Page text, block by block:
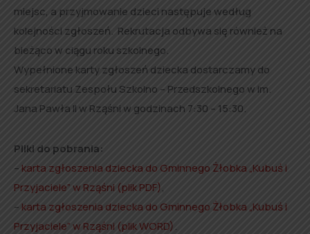
miejsc, a przyjmowanie dzieci następuje według
kolejności zgłoszeń. Rekrutacja odbywa się również na
bieżąco w ciągu roku szkolnego.
Wypełnione karty zgłoszeń dziecka dostarczamy do
sekretariatu Zespołu Szkolno – Przedszkolnego w im.
Jana Pawła II w Rząśni w godzinach 7:30 – 15:30.
Pliki do pobrania:
– karta zgłoszenia dziecka do Gminnego Żłobka „Kubuś i
Przyjaciele” w Rząśni (plik PDF),
–karta zgłoszenia dziecka do Gminnego Żłobka „Kubuś i
Przyjaciele” w Rząśni (plik WORD).